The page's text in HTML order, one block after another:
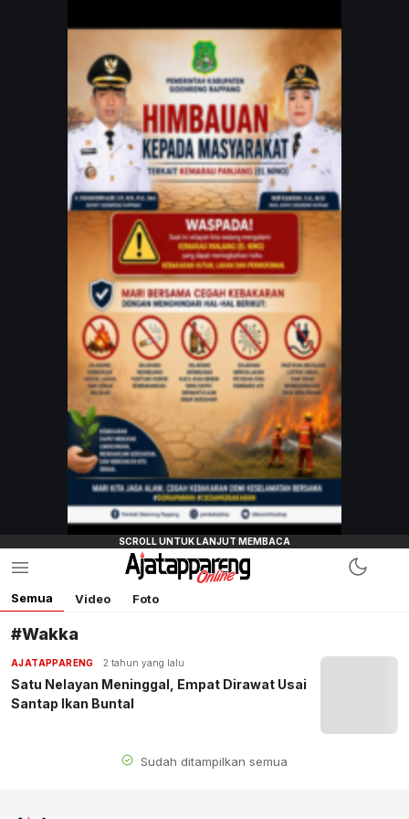
Semua Video Foto
#Wakka
AJATAPPARENG 2 tahun yang lalu
Satu Nelayan Meninggal, Empat Dirawat Usai
Santap Ikan Buntal
Sudah ditampilkan semua